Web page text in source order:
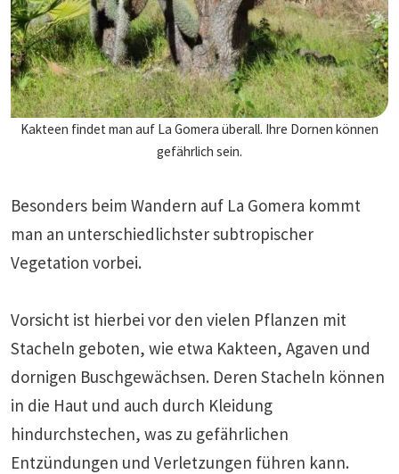
Kakteen findet man auf La Gomera überall. Ihre Dornen können
gefährlich sein.
Besonders beim Wandern auf La Gomera kommt
man an unterschiedlichster subtropischer
Vegetation vorbei.
Vorsicht ist hierbei vor den vielen Pflanzen mit
Stacheln geboten, wie etwa Kakteen, Agaven und
dornigen Buschgewächsen. Deren Stacheln können
in die Haut und auch durch Kleidung
hindurchstechen, was zu gefährlichen
Entzündungen und Verletzungen führen kann.